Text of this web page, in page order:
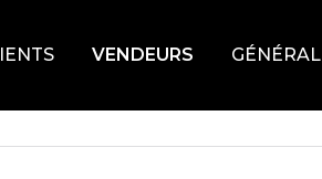
VENDEURS GÉNÉRAL